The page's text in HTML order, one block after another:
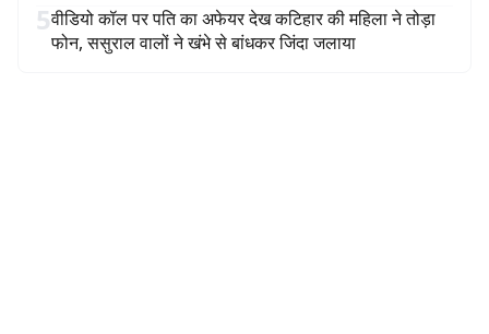
5वीडियो कॉल पर पति का अफेयर देख कटिहार की महिला ने तोड़ा
फोन, ससुराल वालों ने खंभे से बांधकर जिंदा जलाया